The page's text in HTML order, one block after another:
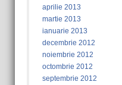
aprilie 2013
martie 2013
ianuarie 2013
decembrie 2012
noiembrie 2012
octombrie 2012
septembrie 2012